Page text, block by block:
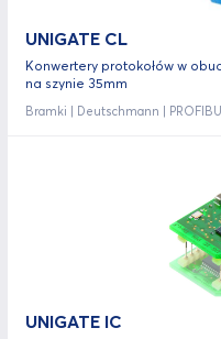
UNIGATE CL
Konwertery protokołów w
na szynie 35mm
Bramki | Deutschmann |
UNIGATE IC